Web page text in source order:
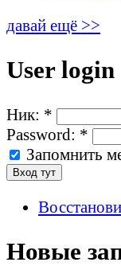
давай ещё >>
User login
Ник: *
Password: *
Запомнить
Новые